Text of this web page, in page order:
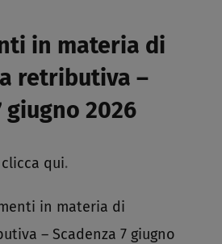
in materia di
retributiva –
giugno 2026​
clicca qui.
in materia di
– Scadenza 7 giugno